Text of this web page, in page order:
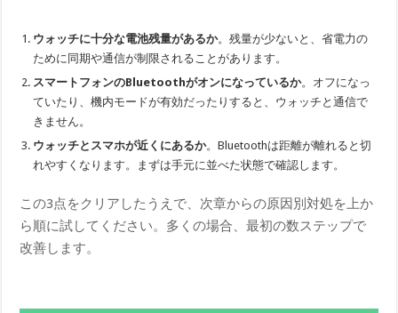
ウォッチに十分な電池残量があるか。残量が少ないと、省電力の
ために同期や通信が制限されることがあります。
スマートフォンのBluetoothがオンになっているか。オフになっ
ていたり、機内モードが有効だったりすると、ウォッチと通信で
きません。
ウォッチとスマホが近くにあるか。Bluetoothは距離が離れると切
れやすくなります。まずは手元に並べた状態で確認します。
この3点をクリアしたうえで、次章からの原因別対処を上か
ら順に試してください。多くの場合、最初の数ステップで
改善します。